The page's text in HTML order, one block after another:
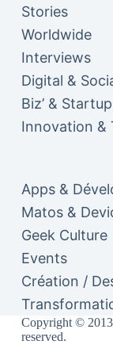
Stories
Worldwide
Interviews
Digital &
Biz’ &
Innovation &
Apps &
Matos &
Geek Culture
Events
Création /
Copyright ©
reserved.